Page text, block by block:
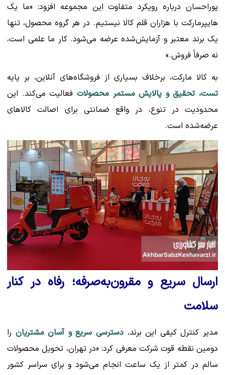
پوراحسان درباره رویکرد متفاوت این مجموعه افزود: «ما یک
هایپرمارکت با هزاران قلم کالا نیستیم. در هر گروه محصول، تنها
یک برند معتبر و آزمایش‌شده عرضه می‌شود. کار ما علمی است،
نه صرفاً فروش.»
به کالا مارکت، برخلاف بسیاری از فروشگاه‌های آنلاین، بر پایه
تست، تحقیق و پالایش مستمر محصولات فعالیت می‌کند. این
محدودیت در تنوع، در واقع ضمانتی برای اصالت کالاهای
عرضه‌شده است.
ارسال سریع و مقرون‌به‌صرفه؛ رفاه در کنار
سلامت
مدیر کنترل کیفی این برند، دسترسی سریع و آسان مشتریان را
دومین نقطه قوت شرکت معرفی کرد: «در تهران، تحویل محصولات
سالم در کمتر از یک ساعت انجام می‌شود و برای سراسر کشور